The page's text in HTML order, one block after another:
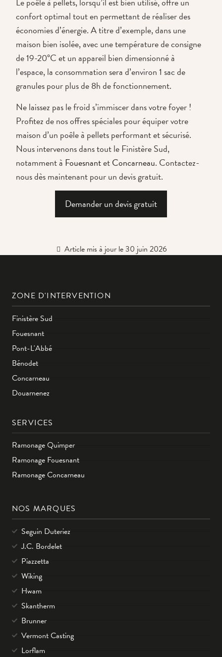
confort optimal tout en permettant de réaliser des
économies d’énergie. A titre d’exemple, dans une
maison bien isolée, avec une température de consigne
de 19-20°C et un appareil bien dimensionné à
l’espace, la consommation sera d’environ 1 sac de
granules pour plus de 8h de fonctionnement.
Ne laissez pas le froid s’immiscer dans votre foyer !
Profitez de nos offres spéciales pour équiper votre
maison d’un poêle à pellets performant et sécurisé.
Nous intervenons dans tout le Finistère Sud,
notamment à FouesnantetConcarneau. Contactez-
nous dès maintenant pour un devis gratuit.
Demander un devis gratuit
Article mis à jour le 30 juin 2026
ZONE D'INTERVENTION
Finistère Sud
Fouesnant
Pont-L'Abbé
Bénodet
Concarneau
Douarnenez
SERVICES
Ramonage Quimper
Ramonage Fouesnant
Ramonage Concarneau
NOS MARQUES
Seguin Duteriez
J.C. Bordelet
Piazzetta
Wiking
Hwam
Skantherm
Brunner
Vermont Casting
Lorflam